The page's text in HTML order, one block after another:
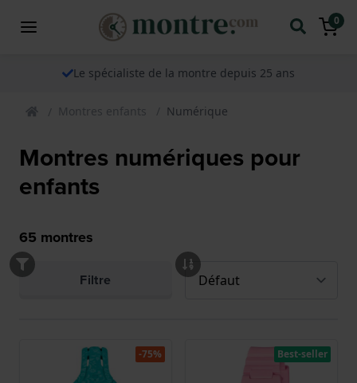
0
Le spécialiste de la montre depuis 25 ans
Montres enfants Numérique
Montres numériques pour
enfants
65 montres
Filtre
-75% Best-seller